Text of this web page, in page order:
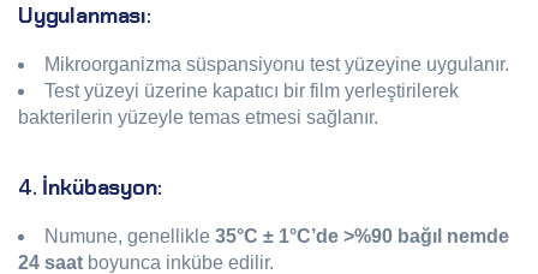
Uygulanması:
Mikroorganizma süspansiyonu test yüzeyine uygulanır.
Test yüzeyi üzerine kapatıcı bir film yerleştirilerek
bakterilerin yüzeyle temas etmesi sağlanır.
4. İnkübasyon:
Numune, genellikle 35°C ± 1°C’de >%90 bağıl nemde
24 saat boyunca inkübe edilir.